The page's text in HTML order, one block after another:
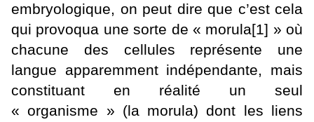
embryologique, on peut dire que c’est cela
qui provoqua une sorte de « morula[1] » où
chacune des cellules représente une
langue apparemment indépendante, mais
constituant en réalité un seul
« organisme » (la morula) dont les liens